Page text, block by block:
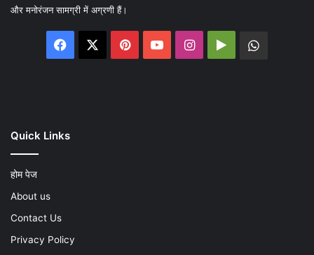
और मनोरंजन सामग्री में अग्रणी हैं।
Facebook PinterestYouTubeInstagram
Google
Quick Links
होम पेज
About us
Contact Us
Privacy Policy